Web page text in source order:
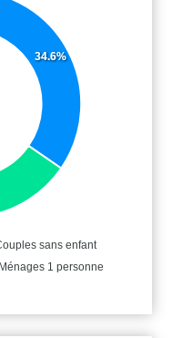
34.6%
sans enfant
Ménages 1 personne